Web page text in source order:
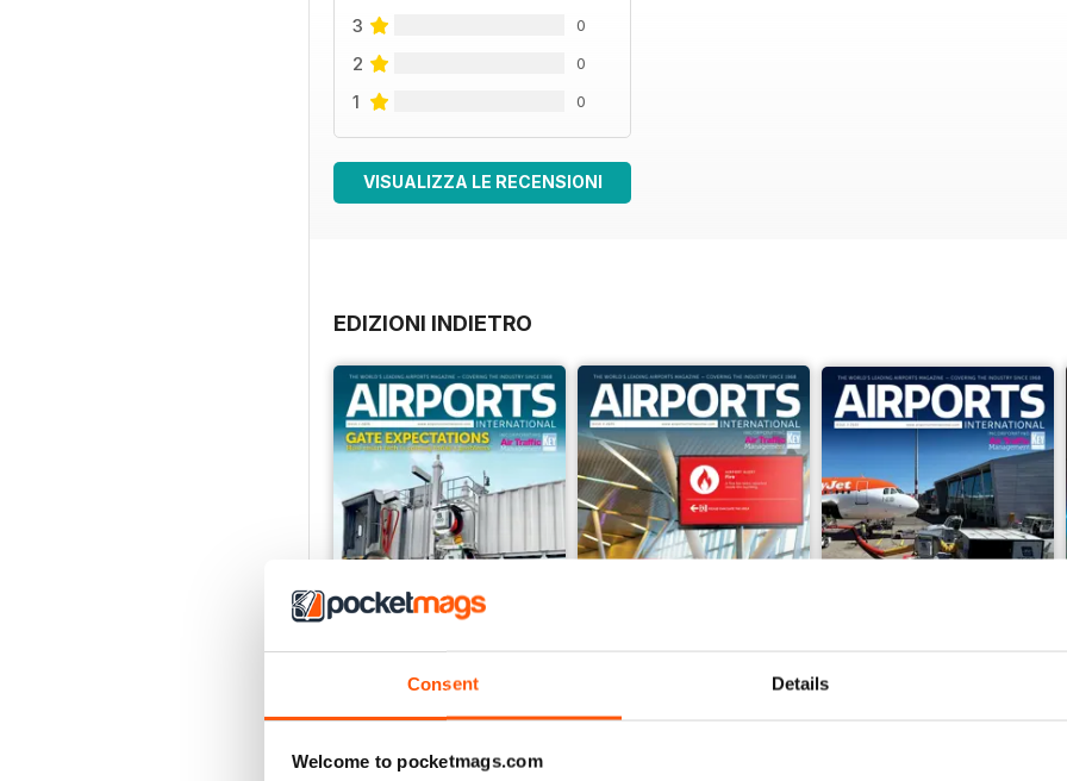
Consent Details
Welcome to pocketmags.com
3 0
2 0
1 0
VISUALIZZA LE RECENSIONI
EDIZIONI INDIETRO
Issue 1 2026
Acquista per €10,99
Issue 4 2025 Issue 3 2025